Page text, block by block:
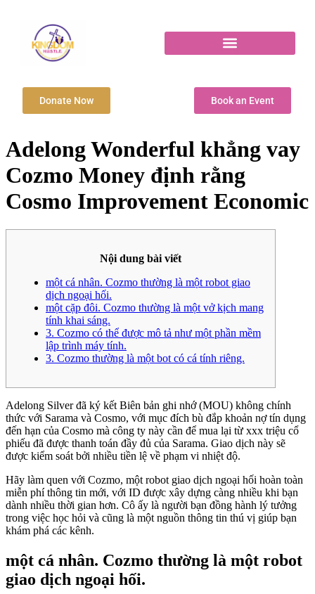
Donate Now Book an Event
Adelong Wonderful khẳng vay
Cozmo Money định rằng
Cosmo Improvement Economic
Nội dung bài viết
một cá nhân. Cozmo thường là một robot giao
dịch ngoại hối.
một cặp đôi. Cozmo thường là một vở kịch mang
tính khai sáng.
3. Cozmo có thể được mô tả như một phần mềm
lập trình máy tính.
3. Cozmo thường là một bot có cá tính riêng.
Adelong Silver đã ký kết Biên bản ghi nhớ (MOU) không chính
thức với Sarama và Cosmo, với mục đích bù đắp khoản nợ tín dụng
đến hạn của Cosmo mà công ty này cần để mua lại từ xxx triệu cổ
phiếu đã được thanh toán đầy đủ của Sarama. Giao dịch này sẽ
được kiểm soát bởi nhiều tiền lệ về phạm vi nhiệt độ.
Hãy làm quen với Cozmo, một robot giao dịch ngoại hối hoàn toàn
miễn phí thông tin mới, với ID được xây dựng càng nhiều khi bạn
dành nhiều thời gian hơn. Cô ấy là người bạn đồng hành lý tưởng
trong việc học hỏi và cũng là một nguồn thông tin thú vị giúp bạn
khám phá các kênh.
một cá nhân. Cozmo thường là một robot
giao dịch ngoại hối.